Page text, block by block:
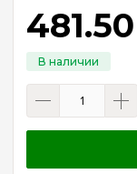
481.50